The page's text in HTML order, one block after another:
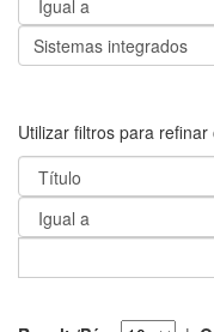
Utilizar filtros para